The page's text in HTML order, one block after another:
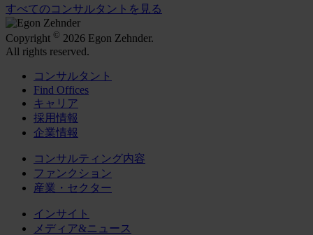
すべてのコンサルタントを見る
Copyright © 2026 Egon Zehnder.
All rights reserved.
コンサルタント
Find Offices
キャリア
採用情報
企業情報
コンサルティング内容
ファンクション
産業・セクター
インサイト
メディア&ニュース